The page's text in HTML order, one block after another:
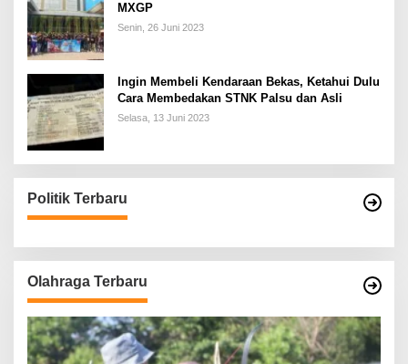
MXGP
Senin, 26 Juni 2023
Ingin Membeli Kendaraan Bekas, Ketahui Dulu
Cara Membedakan STNK Palsu dan Asli
Selasa, 13 Juni 2023
Politik Terbaru
Olahraga Terbaru